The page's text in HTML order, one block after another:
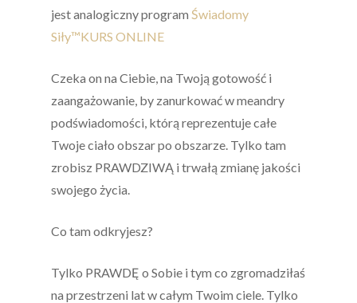
jest analogiczny program Świadomy
Siły™KURS ONLINE
Czeka on na Ciebie, na Twoją gotowość i
zaangażowanie, by zanurkować w meandry
podświadomości, którą reprezentuje całe
Twoje ciało obszar po obszarze. Tylko tam
zrobisz PRAWDZIWĄ i trwałą zmianę jakości
swojego życia.
Co tam odkryjesz?
Tylko PRAWDĘ o Sobie i tym co zgromadziłaś
na przestrzeni lat w całym Twoim ciele. Tylko